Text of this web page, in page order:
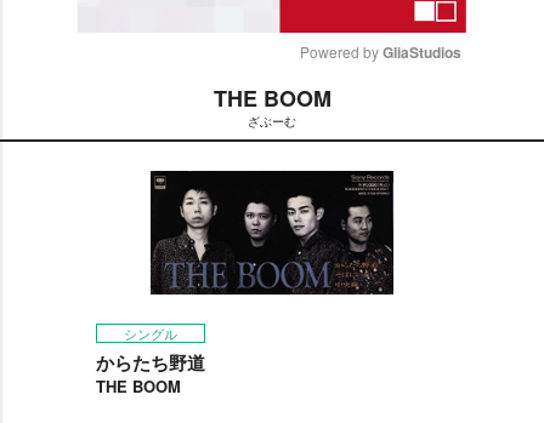
t
e
Powered by GliaStudios
THE BOOM
ざぶーむ
シングル
からたち野道
THE BOOM